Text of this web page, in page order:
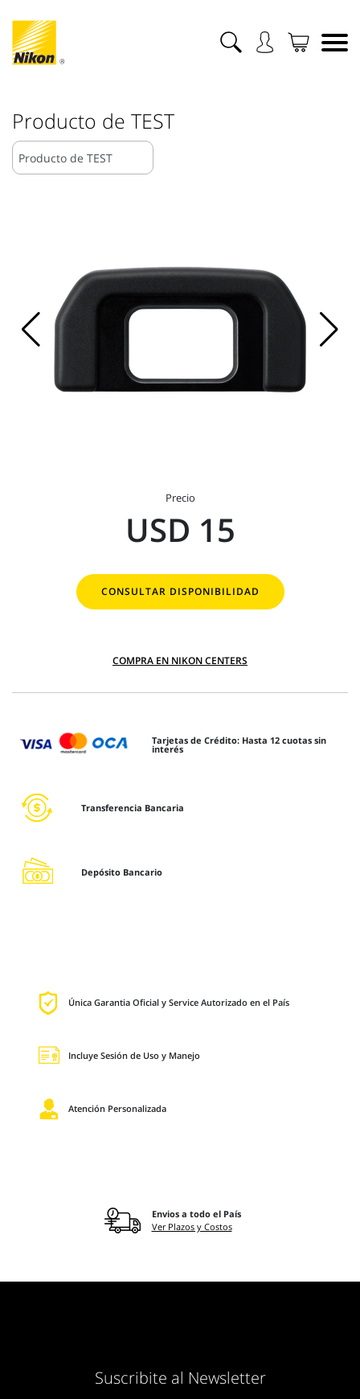
Producto de TEST
Precio
USD 15
CONSULTAR DISPONIBILIDAD
COMPRA EN NIKON CENTERS
Tarjetas de Crédito: Hasta 12 cuotas sin
interés
Transferencia Bancaria
Depósito Bancario
Única Garantia Oficial y Service Autorizado en el País
Incluye Sesión de Uso y Manejo
Atención Personalizada
Envios a todo el País
Ver Plazos y Costos
Suscribite al Newsletter